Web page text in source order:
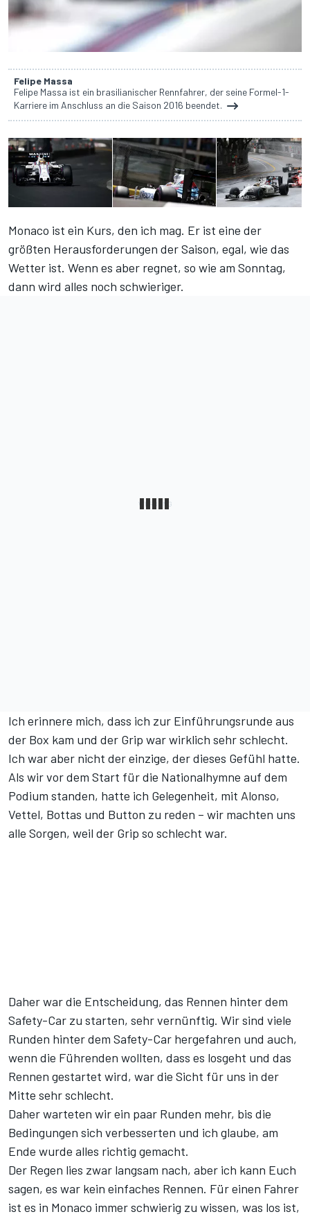
Felipe Massa
Felipe Massa ist ein brasilianischer Rennfahrer, der seine Formel-1-
Karriere im Anschluss an die Saison 2016 beendet.
Monaco ist ein Kurs, den ich mag. Er ist eine der
größten Herausforderungen der Saison, egal, wie das
Wetter ist. Wenn es aber regnet, so wie am Sonntag,
dann wird alles noch schwieriger.
Ich erinnere mich, dass ich zur Einführungsrunde aus
der Box kam und der Grip war wirklich sehr schlecht.
Ich war aber nicht der einzige, der dieses Gefühl hatte.
Als wir vor dem Start für die Nationalhymne auf dem
Podium standen, hatte ich Gelegenheit, mit Alonso,
Vettel, Bottas und Button zu reden – wir machten uns
alle Sorgen, weil der Grip so schlecht war.
Daher war die Entscheidung, das Rennen hinter dem
Safety-Car zu starten, sehr vernünftig. Wir sind viele
Runden hinter dem Safety-Car hergefahren und auch,
wenn die Führenden wollten, dass es losgeht und das
Rennen gestartet wird, war die Sicht für uns in der
Mitte sehr schlecht.
Daher warteten wir ein paar Runden mehr, bis die
Bedingungen sich verbesserten und ich glaube, am
Ende wurde alles richtig gemacht.
Der Regen lies zwar langsam nach, aber ich kann Euch
sagen, es war kein einfaches Rennen. Für einen Fahrer
ist es in Monaco immer schwierig zu wissen, was los ist,